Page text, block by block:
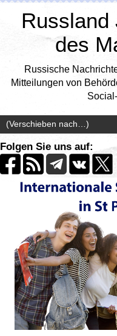
Russland
des
Russische
Mitteilungen von
Folgen Sie uns auf: